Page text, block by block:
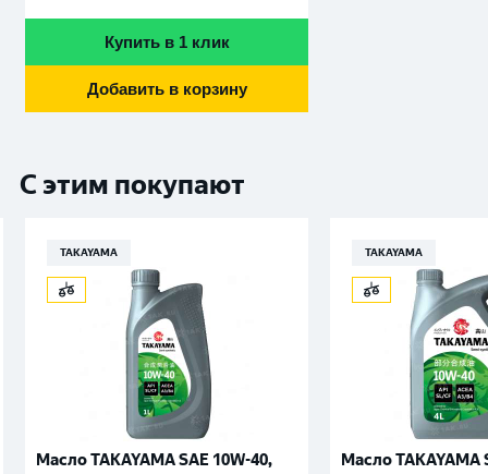
Купить в 1 клик
Добавить в корзину
С этим покупают
TAKAYAMA
Масло TAKAYAMA SAE 10W-40,
TAKAYAMA
Масло TAKAYAMA